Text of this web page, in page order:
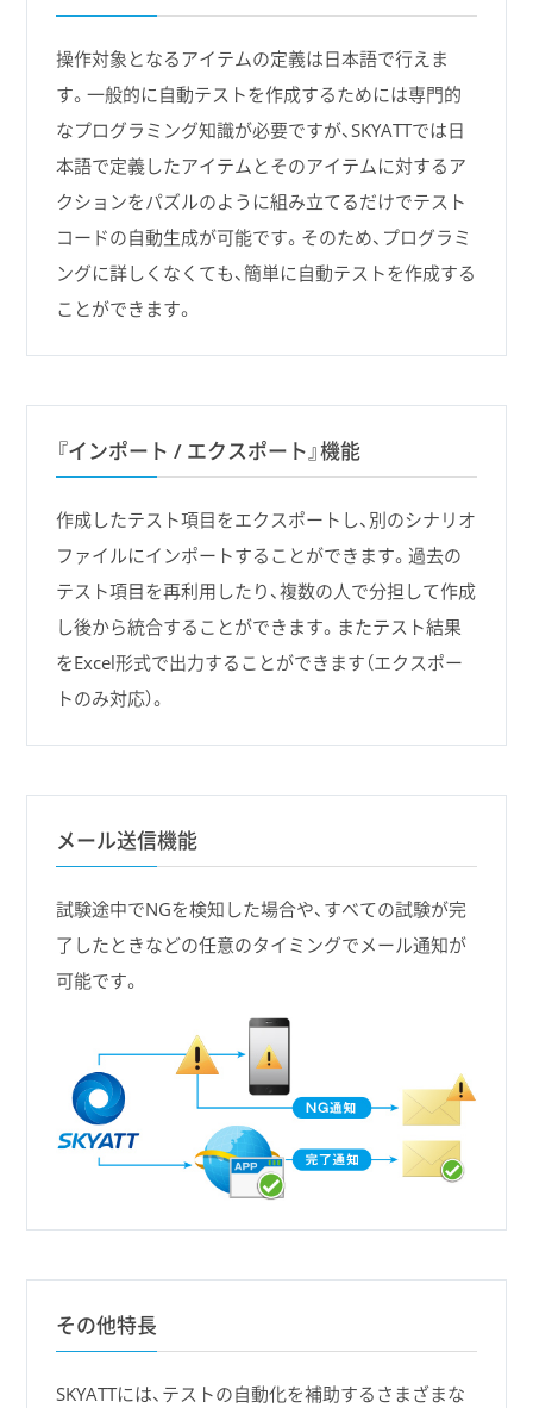
操作対象となるアイテムの定義は日本語で行えま
す。一般的に自動テストを作成するためには専門的
なプログラミング知識が必要ですが、SKYATTでは日
本語で定義したアイテムとそのアイテムに対するア
クションをパズルのように組み立てるだけでテスト
コードの自動生成が可能です。そのため、プログラミ
ングに詳しくなくても、簡単に自動テストを作成する
ことができます。
『インポート / エクスポート』機能
作成したテスト項目をエクスポートし、別のシナリオ
ファイルにインポートすることができます。過去の
テスト項目を再利用したり、複数の人で分担して作成
し後から統合することができます。またテスト結果
をExcel形式で出力することができます（エクスポー
トのみ対応）。
メール送信機能
試験途中でNGを検知した場合や、すべての試験が完
了したときなどの任意のタイミングでメール通知が
可能です。
その他特長
SKYATTには、テストの自動化を補助するさまざまな